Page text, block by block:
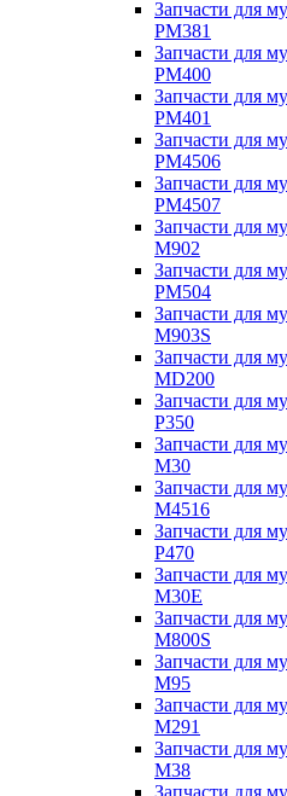
Запчасти для
PM381
Запчасти для
PM400
Запчасти для
PM401
Запчасти для
PM4506
Запчасти для
PM4507
Запчасти для
M902
Запчасти для
PM504
Запчасти для
M903S
Запчасти для
MD200
Запчасти для
P350
Запчасти для
M30
Запчасти для
M4516
Запчасти для
P470
Запчасти для
M30E
Запчасти для
M800S
Запчасти для
M95
Запчасти для
M291
Запчасти для
M38
Запчасти для